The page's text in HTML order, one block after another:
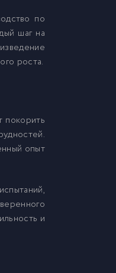
по
шаг на
роста.
покорить
опыт
и